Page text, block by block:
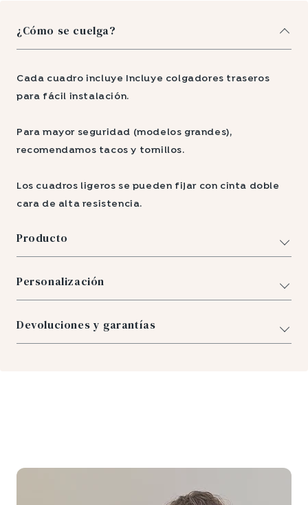
¿Cómo se cuelga?
Cada cuadro incluye Incluye colgadores traseros
para fácil instalación.
Para mayor seguridad (modelos grandes),
recomendamos tacos y tornillos.
Los cuadros ligeros se pueden fijar con cinta doble
cara de alta resistencia.
Producto
Personalización
Devoluciones y garantías